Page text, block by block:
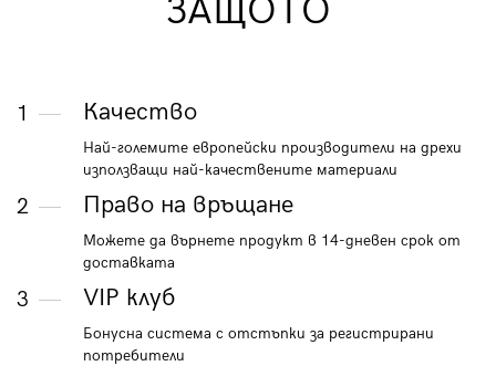
ЗАЩОТО
1 Качество
Най-големите европейски производители на дрехи
използващи най-качествените материали
2 Право на връщане
Можете да върнете продукт в 14-дневен срок от
доставката
3 VIP клуб
Бонусна система с отстъпки за регистрирани
потребители